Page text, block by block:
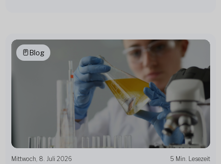
Blog
Mittwoch, 8. Juli 2026 5 Min. Lesezeit